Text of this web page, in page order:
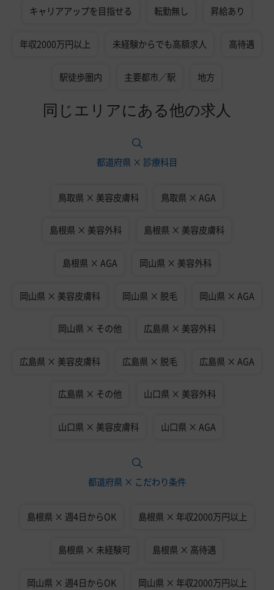
キャリアアップを目指せる 転勤無し 昇給あり
年収2000万円以上 未経験からでも高額求人 高待遇
駅徒歩圏内 主要都市／駅 地方
同じエリアにある他の求人
都道府県 × 診療科目
鳥取県 × 美容皮膚科 鳥取県 × AGA
島根県 × 美容外科 島根県 × 美容皮膚科
島根県 × AGA 岡山県 × 美容外科
岡山県 × 美容皮膚科 岡山県 × 脱毛 岡山県 × AGA
岡山県 × その他 広島県 × 美容外科
広島県 × 美容皮膚科 広島県 × 脱毛 広島県 × AGA
広島県 × その他 山口県 × 美容外科
山口県 × 美容皮膚科 山口県 × AGA
都道府県 × こだわり条件
島根県 × 週4日からOK 島根県 × 年収2000万円以上
島根県 × 未経験可 島根県 × 高待遇
岡山県 × 週4日からOK 岡山県 × 年収2000万円以上